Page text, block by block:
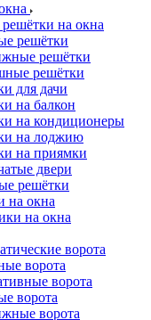
на окна
решётки
решётки
решётки
для дачи
на балкон
на кондиционеры
на лоджию
на приямки
двери
решётки
на окна
на окна
ворота
ворота
ворота
ворота
ворота